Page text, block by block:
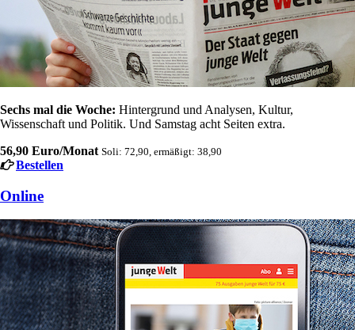
Sechs mal die Woche: Hintergrund und Analysen, Kultur,
Wissenschaft und Politik. Und Samstag acht Seiten extra.
56,90 Euro/Monat Soli: 72,90, ermäßigt: 38,90
Bestellen
Online